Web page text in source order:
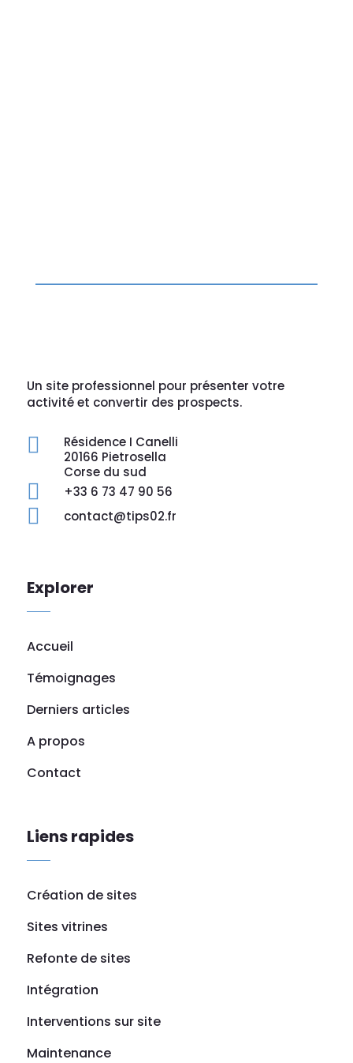
Un site professionnel pour présenter votre
activité et convertir des prospects.

Résidence I Canelli
20166 Pietrosella
Corse du sud
 +33 6 73 47 90 56
 contact@tips02.fr
Explorer
Accueil
Témoignages
Derniers articles
A propos
Contact
Liens rapides
Création de sites
Sites vitrines
Refonte de sites
Intégration
Interventions sur site
Maintenance